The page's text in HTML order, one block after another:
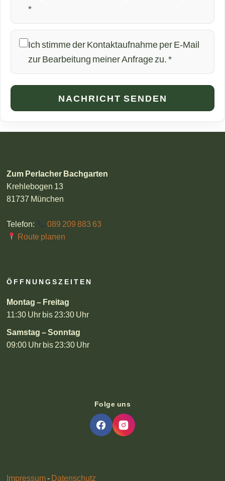
*
Ich stimme der Kontaktaufnahme per E-Mail
zur Bearbeitung meiner Anfrage zu. *
NACHRICHT SENDEN
Zum Perlacher Bachgarten
Krehlebogen 13
81737 München
Telefon:
089 209 883 63
Route planen
ÖFFNUNGSZEITEN
Montag – Freitag
11:30 Uhr bis 23:30 Uhr
Samstag – Sonntag
09:00 Uhr bis 23:30 Uhr
Folge uns
Impressum- Datenschutz